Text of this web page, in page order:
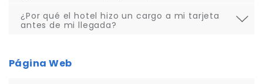
¿Por qué el hotel hizo un cargo a mi tarjeta
antes de mi llegada?
Página Web